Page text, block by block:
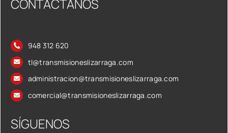
CONTÁCTANOS
948 312 620
tl@transmisioneslizarraga.com
administracion@transmisioneslizarraga.com
comercial@transmisioneslizarraga.com
SÍGUENOS